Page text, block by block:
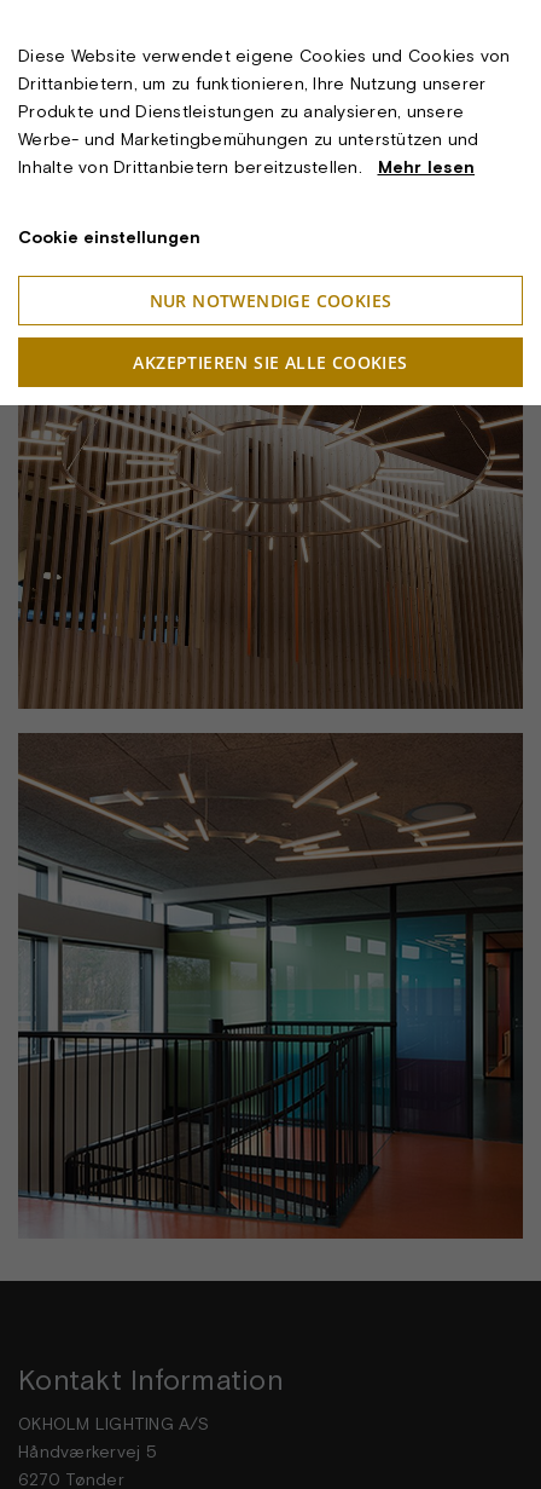
Kontakt Information
OKHOLM LIGHTING A/S
Håndværkervej 5
6270 Tønder
Diese Website verwendet eigene Cookies und Cookies von
Drittanbietern, um zu funktionieren, Ihre Nutzung unserer
Produkte und Dienstleistungen zu analysieren, unsere
Werbe- und Marketingbemühungen zu unterstützen und
Inhalte von Drittanbietern bereitzustellen. Mehr lesen
Cookie einstellungen
NUR NOTWENDIGE COOKIES
AKZEPTIEREN SIE ALLE COOKIES